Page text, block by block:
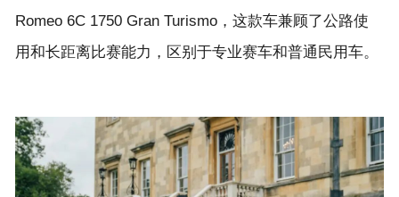
Romeo 6C 1750 Gran Turismo，这款车兼顾了公路使